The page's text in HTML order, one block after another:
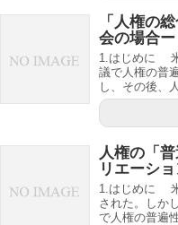
「人権の
会の場合ー
1.はじめに 米
議で人権の普
し、その後、
人権の「
リエーシ
1.はじめに 米
された。しか
で人権の普遍